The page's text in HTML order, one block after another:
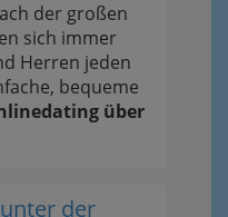
der großen
sich immer
Herren jeden
bequeme
über
der